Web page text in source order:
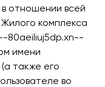
отношении всей
комплекса
80aeiliuj5dp.xn--
имени
также его
во